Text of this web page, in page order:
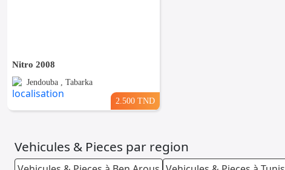
Nitro 2008
Jendouba , Tabarka
2.500 TND
Vehicules & Pieces par region